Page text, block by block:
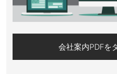
会社案内PDFを